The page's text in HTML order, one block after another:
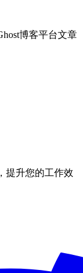
博客平台文章
提升您的工作效